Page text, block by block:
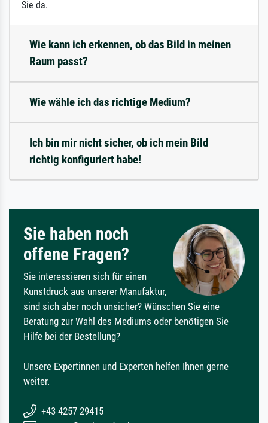
Sie da.
Wie kann ich erkennen, ob das Bild in meinen
Raum passt?
Wie wähle ich das richtige Medium?
Ich bin mir nicht sicher, ob ich mein Bild
richtig konfiguriert habe!
Sie haben noch
offene Fragen?
Sie interessieren sich für einen
Kunstdruck aus unserer Manufaktur,
sind sich aber noch unsicher? Wünschen Sie eine
Beratung zur Wahl des Mediums oder benötigen Sie
Hilfe bei der Bestellung?
Unsere Expertinnen und Experten helfen Ihnen gerne
weiter.
+43 4257 29415